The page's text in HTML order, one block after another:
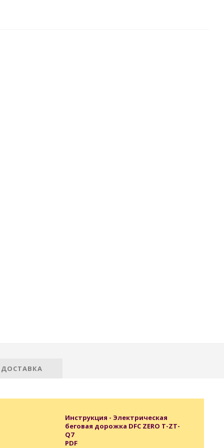
Инструкция - Электрическая
беговая дорожка DFC ZERO T-ZT-
Q7
PDF